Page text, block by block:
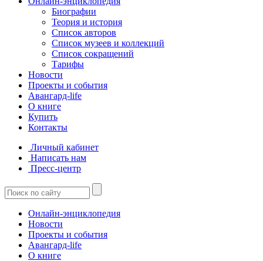
Биографии
Теория и история
Список авторов
Список музеев и коллекций
Список сокращений
Тарифы
Новости
Проекты и события
Авангард-life
О книге
Купить
Контакты
Личный кабинет
Написать нам
Пресс-центр
Онлайн-энциклопедия
Новости
Проекты и события
Авангард-life
О книге